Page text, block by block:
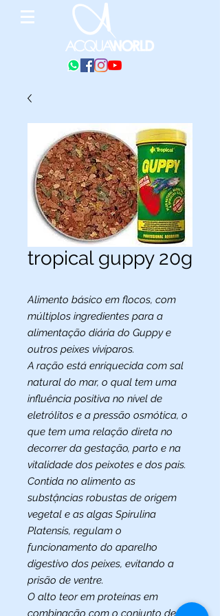
tropical guppy 20g
Alimento básico em flocos, com
múltiplos ingredientes para a
alimentação diária do Guppy e
outros peixes vivíparos.
A ração está enriquecida com sal
natural do mar, o qual tem uma
influência positiva no nível de
eletrólitos e a pressão osmótica, o
que tem uma relação direta no
decorrer da gestação, parto e na
vitalidade dos peixotes e dos pais.
Contida no alimento as
substậncias robustas de origem
vegetal e as algas Spirulina
Platensis, regulam o
funcionamento do aparelho
digestivo dos peixes, evitando a
prisão de ventre.
O alto teor em proteínas em
combinação com o conjunto de